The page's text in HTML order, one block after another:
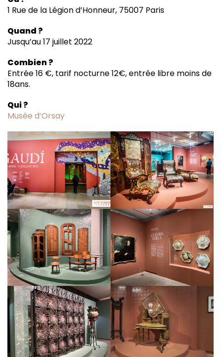
1 Rue de la Légion d’Honneur, 75007 Paris
Quand ?
Jusqu’au 17 juillet 2022
Combien ?
Entrée 16 €, tarif nocturne 12€, entrée libre moins de
18ans.
Qui ?
Musée d’Orsay